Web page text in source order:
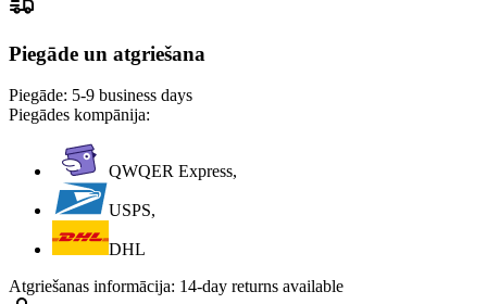
Piegāde un atgriešana
Piegāde: 5-9 business days
Piegādes kompānija:
QWQER Express,
USPS,
DHL
Atgriešanas informācija: 14-day returns available